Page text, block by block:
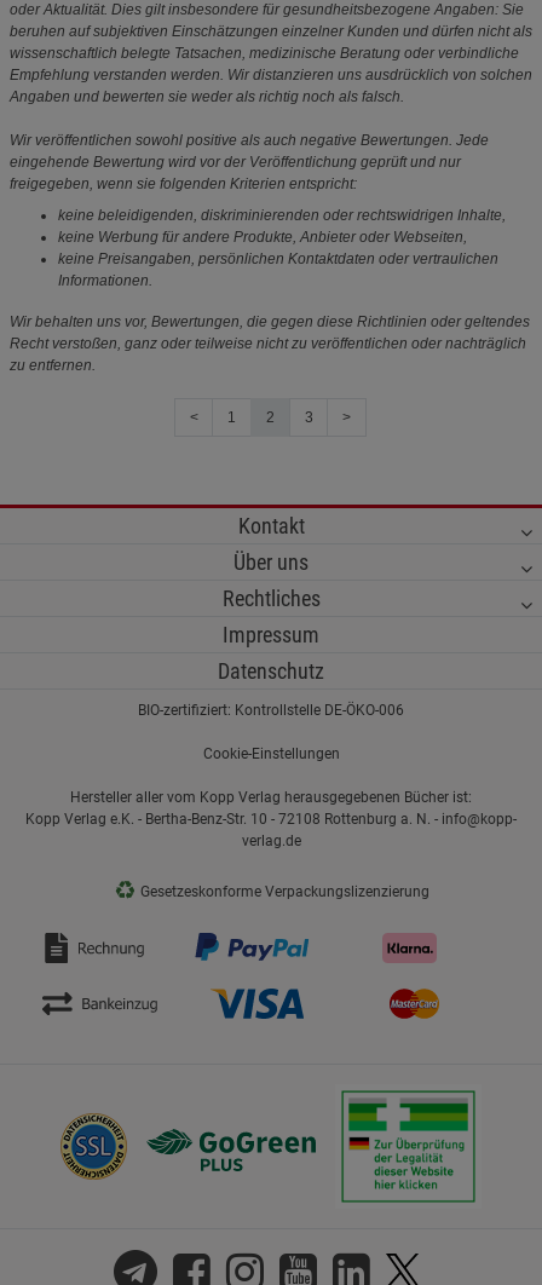
oder Aktualität. Dies gilt insbesondere für gesundheitsbezogene Angaben: Sie
beruhen auf subjektiven Einschätzungen einzelner Kunden und dürfen nicht als
wissenschaftlich belegte Tatsachen, medizinische Beratung oder verbindliche
Empfehlung verstanden werden. Wir distanzieren uns ausdrücklich von solchen
Angaben und bewerten sie weder als richtig noch als falsch.
Wir veröffentlichen sowohl positive als auch negative Bewertungen. Jede
eingehende Bewertung wird vor der Veröffentlichung geprüft und nur
freigegeben, wenn sie folgenden Kriterien entspricht:
keine beleidigenden, diskriminierenden oder rechtswidrigen Inhalte,
keine Werbung für andere Produkte, Anbieter oder Webseiten,
keine Preisangaben, persönlichen Kontaktdaten oder vertraulichen
Informationen.
Wir behalten uns vor, Bewertungen, die gegen diese Richtlinien oder geltendes
Recht verstoßen, ganz oder teilweise nicht zu veröffentlichen oder nachträglich
zu entfernen.
< 1 2 3 >
Kontakt
Über uns
Rechtliches
Impressum
Datenschutz
BIO-zertifiziert: Kontrollstelle DE-ÖKO-006
Cookie-Einstellungen
Hersteller aller vom Kopp Verlag herausgegebenen Bücher ist:
Kopp Verlag e.K. - Bertha-Benz-Str. 10 - 72108 Rottenburg a. N. - info@kopp-
verlag.de
♻ Gesetzeskonforme Verpackungslizenzierung